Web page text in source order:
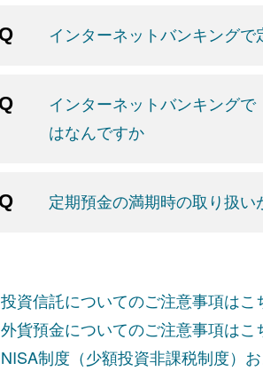
インターネットバンキング
インターネットバンキング
はなんですか
定期預金の満期時の取り扱
投資信託についてのご注意事項はこ
外貨預金についてのご注意事項はこ
NISA制度（少額投資非課税制度）